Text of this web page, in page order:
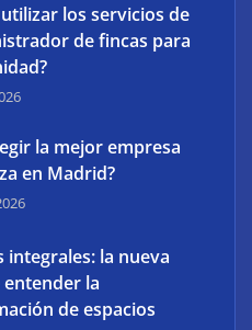
electrificación de las
los servicios de
de fincas para
la mejor empresa
en Madrid?
integrales: la nueva
la
de espacios